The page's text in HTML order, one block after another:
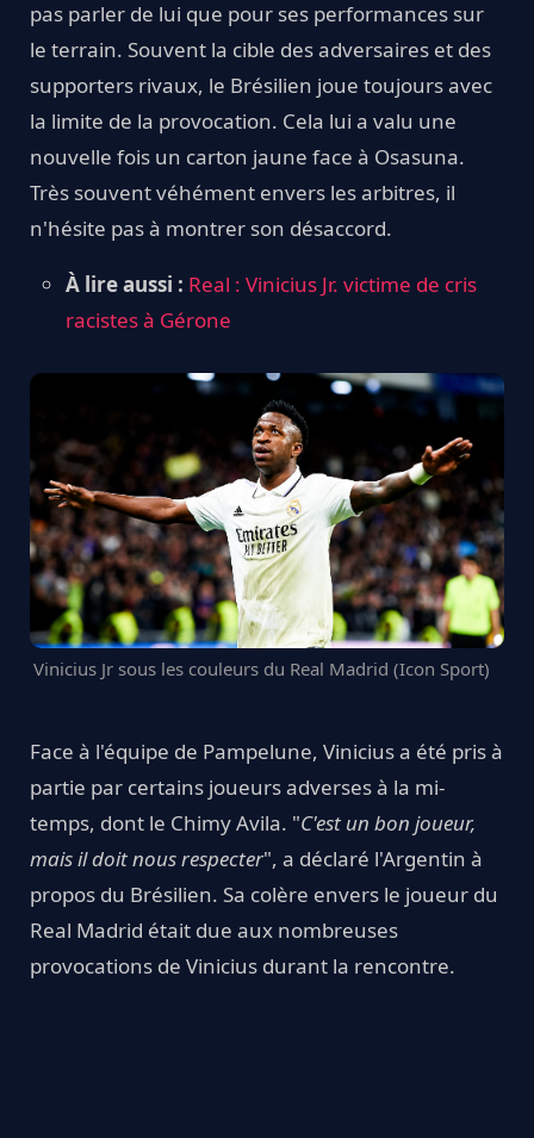
pas parler de lui que pour ses performances sur
le terrain. Souvent la cible des adversaires et des
supporters rivaux, le Brésilien joue toujours avec
la limite de la provocation. Cela lui a valu une
nouvelle fois un carton jaune face à Osasuna.
Très souvent véhément envers les arbitres, il
n'hésite pas à montrer son désaccord.
À lire aussi : Real : Vinicius Jr. victime de cris
racistes à Gérone
Vinicius Jr sous les couleurs du Real Madrid (Icon Sport)
Face à l'équipe de Pampelune, Vinicius a été pris à
partie par certains joueurs adverses à la mi-
temps, dont le Chimy Avila. "C'est un bon joueur,
mais il doit nous respecter", a déclaré l'Argentin à
propos du Brésilien. Sa colère envers le joueur du
Real Madrid était due aux nombreuses
provocations de Vinicius durant la rencontre.